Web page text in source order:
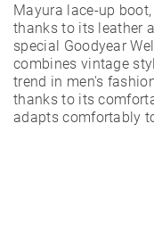
Mayura lace-up
thanks to its leather
special Goodyear
combines vintage
trend in men's
thanks to its
adapts comfortably